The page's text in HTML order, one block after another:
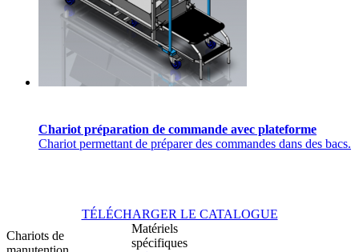
Chariot préparation de commande avec plateforme
Chariot permettant de préparer des commandes dans des bacs.
TÉLÉCHARGER LE CATALOGUE
Chariots de
Matériels
spécifiques